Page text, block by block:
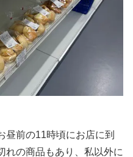
昼前の11時頃にお店に到
れの商品もあり、私以外に